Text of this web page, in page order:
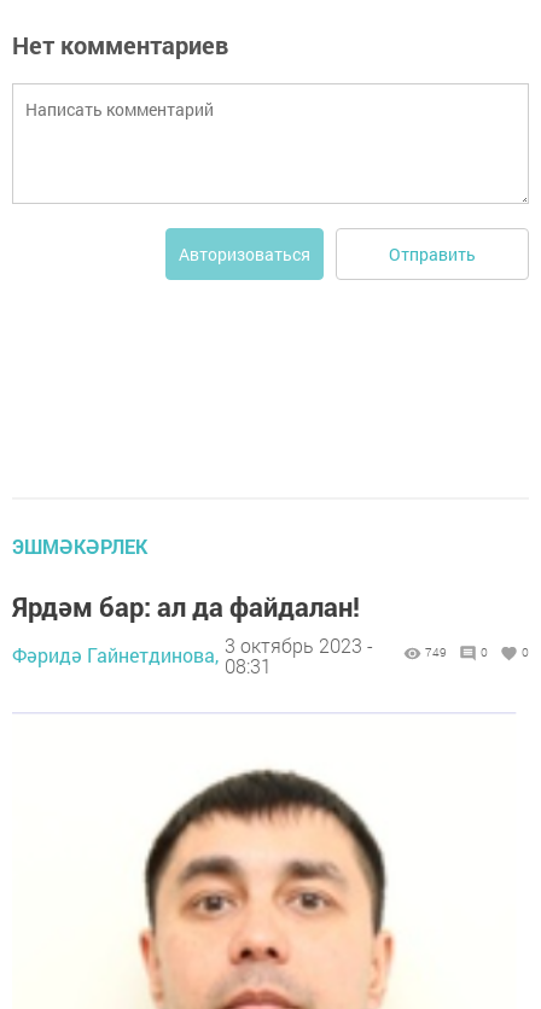
Нет комментариев
Авторизоваться Отправить
ЭШМӘКӘРЛЕК
Ярдәм бар: ал да файдалан!
Фәридә Гайнетдинова, 3 октябрь 2023 -
08:31
749 0 0